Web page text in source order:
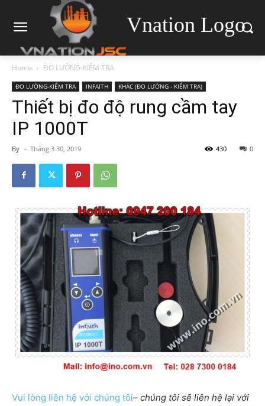
Vnation Logo
Home ĐO LƯỜNG-KIỂM TRA
ĐO LƯỜNG-KIỂM TRA INFAITH KHÁC (ĐO LƯỜNG - KIỂM TRA)
Thiết bị đo độ rung cầm tay
IP 1000T
By - Tháng 3 30, 2019 0
430
Vui lòng liên hệ với chúng tôi– chúng tôi sẽ liên hệ lại với